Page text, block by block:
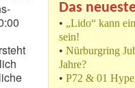
Das
• „Lido“ kann
sein!
• Nürburgring
Jahre?
• P72 & 01